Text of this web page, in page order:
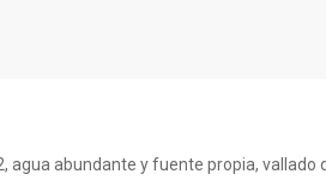
agua abundante y fuente propia, vallado